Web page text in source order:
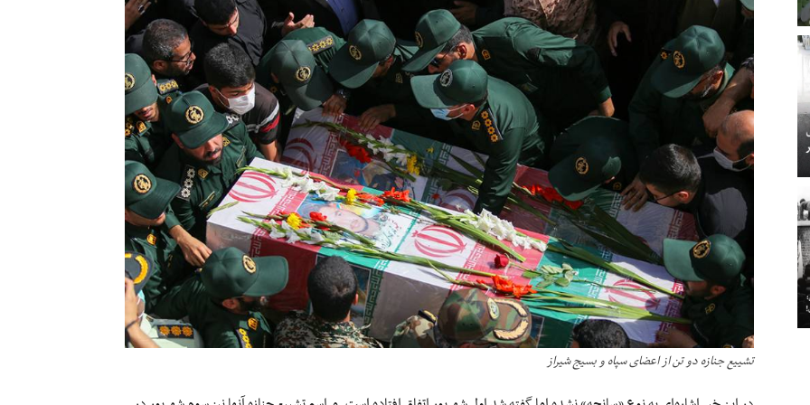
تشییع جنازه دو تن از اعضای سپاه و بسیج شیراز